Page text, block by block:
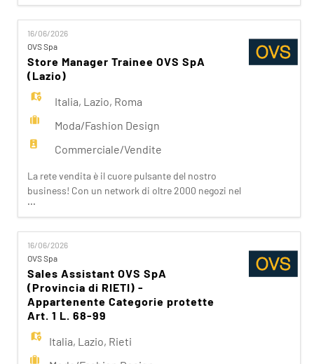
vicini ai nostri clienti ispirandoli nei loro acquisti.
Da noi trovano accoglienza, cortesia, passione.
Se stai cercando un'opportunità che ti apra le
porte del Fashion Retail e che sappia soddisfare
16/06/2026
OVS Spa
Store Manager Trainee OVS SpA
(Lazio)
Italia, Lazio, Roma
Moda/Fashion Design
Commerciale/Vendite
La rete vendita è il cuore pulsante del nostro
business! Con un network di oltre 2000 negozi nel
mondo e una presenza capillare in Italia, siamo
vicini ai nostri clienti ispirandoli nei loro acquisti.
Da noi trovano accoglienza, cortesia, passione.
Se stai cercando un'opportunità che ti apra le
porte del Fashion Retail e che sappia soddisfare
...
16/06/2026
OVS Spa
Sales Assistant OVS SpA
(Provincia di RIETI) -
Appartenente Categorie protette
Art. 1 L. 68-99
Italia, Lazio, Rieti